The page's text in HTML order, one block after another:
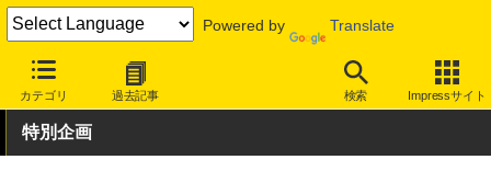
Powered by Translate
カテゴリ 過去記事 検索 Impressサイト
INTERNET Watch トピック 社会/時事
特別企画